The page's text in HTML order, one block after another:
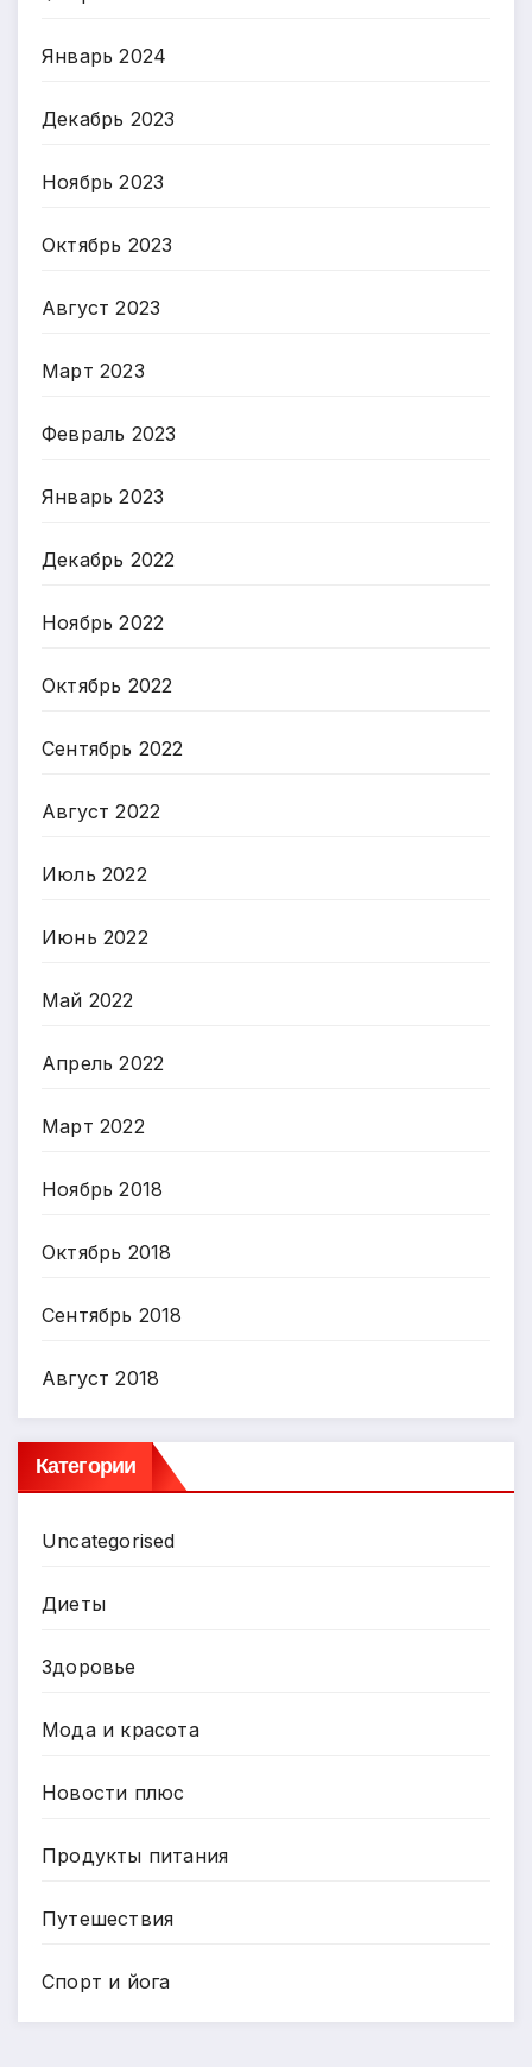
Январь 2024
Декабрь 2023
Ноябрь 2023
Октябрь 2023
Август 2023
Март 2023
Февраль 2023
Январь 2023
Декабрь 2022
Ноябрь 2022
Октябрь 2022
Сентябрь 2022
Август 2022
Июль 2022
Июнь 2022
Май 2022
Апрель 2022
Март 2022
Ноябрь 2018
Октябрь 2018
Сентябрь 2018
Август 2018
Категории
Uncategorised
Диеты
Здоровье
Мода и красота
Новости плюс
Продукты питания
Путешествия
Спорт и йога